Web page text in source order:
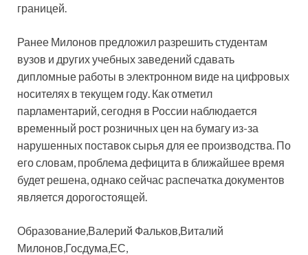
границей.
Ранее Милонов предложил разрешить студентам
вузов и других учебных заведений сдавать
дипломные работы в электронном виде на цифровых
носителях в текущем году. Как отметил
парламентарий, сегодня в России наблюдается
временный рост розничных цен на бумагу из-за
нарушенных поставок сырья для ее производства. По
его словам, проблема дефицита в ближайшее время
будет решена, однако сейчас распечатка документов
является дорогостоящей.
Образование,Валерий Фальков,Виталий
Милонов,Госдума,ЕС,